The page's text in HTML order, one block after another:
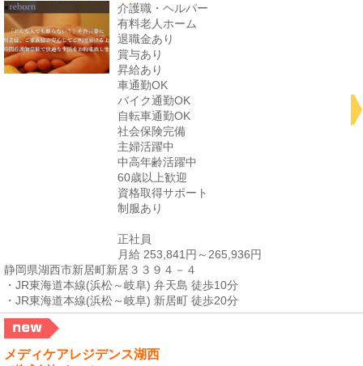
介護職・ヘルパー
有料老人ホーム
退職金あり
賞与あり
昇給あり
車通勤OK
バイク通勤OK
自転車通勤OK
社会保険完備
主婦活躍中
中高年齢活躍中
60歳以上歓迎
資格取得サポート
制服あり
正社員
月給 253,841円～265,936円
静岡県湖西市新居町新居３３９４－４
・JR東海道本線(浜松～岐阜) 弁天島 徒歩10分
・JR東海道本線(浜松～岐阜) 新居町 徒歩20分
メディケアレジデンス湖西